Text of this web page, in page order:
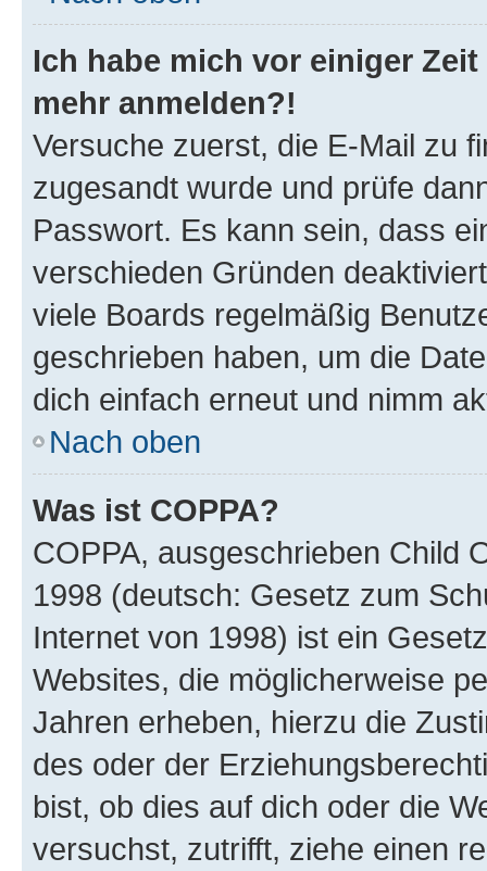
Ich habe mich vor einiger
mehr anmelden?!
Versuche zuerst, die E-Mail zu
zugesandt wurde und prüfe
Passwort. Es kann sein, dass
verschieden Gründen
viele Boards regelmäßig
geschrieben haben, um die
dich einfach erneut und nimm
Nach oben
Was ist COPPA?
COPPA, ausgeschrieben Child
1998 (deutsch: Gesetz zum
Internet von 1998) ist ein
Websites, die möglicherweise
Jahren erheben, hierzu die
des oder der
bist, ob dies auf dich oder die
versuchst, zutrifft, ziehe einen